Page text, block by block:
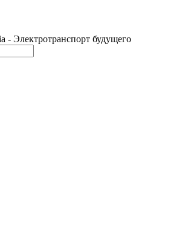
- Электротранспорт будущего